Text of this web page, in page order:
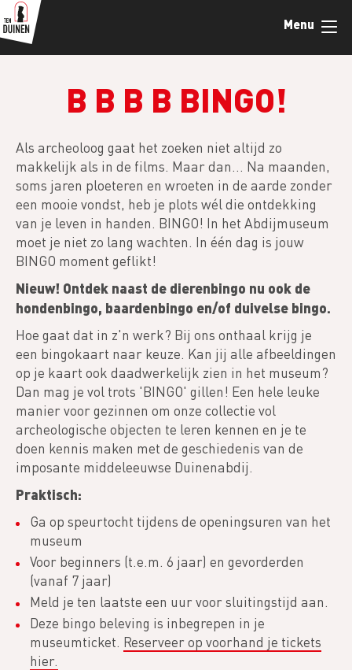
Skip
to
main
Menu
B B B B BINGO!
Als archeoloog gaat het zoeken niet altijd zo
makkelijk als in de films. Maar dan... Na maanden,
soms jaren ploeteren en wroeten in de aarde zonder
een mooie vondst, heb je plots wél die ontdekking
van je leven in handen. BINGO! In het Abdijmuseum
moet je niet zo lang wachten. In één dag is jouw
BINGO moment geflikt!
Nieuw! Ontdek naast de dierenbingo nu ook de
hondenbingo, baardenbingo en/of duivelse bingo.
Hoe gaat dat in z'n werk? Bij ons onthaal krijg je
een bingokaart naar keuze. Kan jij alle afbeeldingen
op je kaart ook daadwerkelijk zien in het museum?
Dan mag je vol trots 'BINGO' gillen! Een hele leuke
manier voor gezinnen om onze collectie vol
archeologische objecten te leren kennen en je te
doen kennis maken met de geschiedenis van de
imposante middeleeuwse Duinenabdij.
Praktisch:
Ga op speurtocht tijdens de openingsuren van het
museum
Voor beginners (t.e.m. 6 jaar) en gevorderden
(vanaf 7 jaar)
Meld je ten laatste een uur voor sluitingstijd aan.
Deze bingo beleving is inbegrepen in je
museumticket. Reserveer op voorhand je tickets
hier.